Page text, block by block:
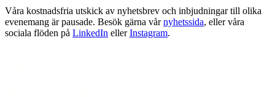
Våra kostnadsfria utskick av nyhetsbrev och inbjudningar till olika
evenemang är pausade. Besök gärna vårnyhetssida, eller våra
sociala flöden på LinkedIn ellerInstagram.